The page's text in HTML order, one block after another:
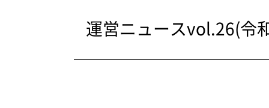
運営ニュースvol.26(令